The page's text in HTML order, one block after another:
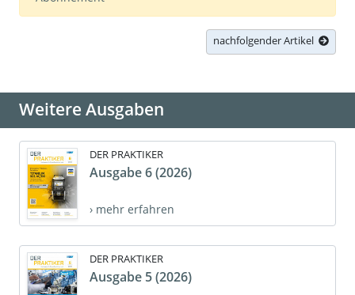
nachfolgender Artikel
Weitere Ausgaben
DER PRAKTIKER
Ausgabe 6 (2026)
› mehr erfahren
DER PRAKTIKER
Ausgabe 5 (2026)